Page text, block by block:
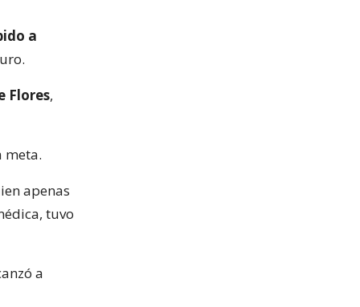
a
Flores,
meta.
apenas
tuvo
a